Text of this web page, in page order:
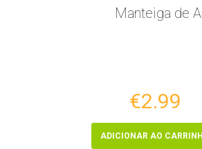
Manteiga de
€2.99
ADICIONAR AO